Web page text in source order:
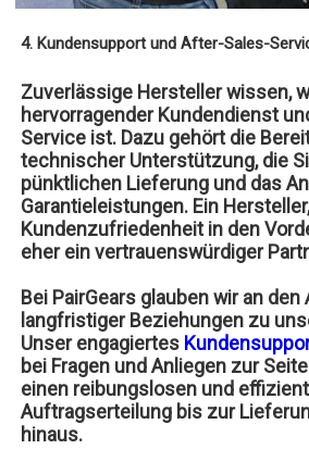
4. Kundensupport und After-Sales-
Zuverlässige Hersteller wissen,
hervorragender Kundendienst
Service ist. Dazu gehört die
technischer Unterstützung, die
pünktlichen Lieferung und das
Garantieleistungen. Ein
Kundenzufriedenheit in den
eher ein vertrauenswürdiger
Bei PairGears glauben wir an den
langfristiger Beziehungen zu
Unser engagiertes
bei Fragen und Anliegen zur
einen reibungslosen und
Auftragserteilung bis zur
hinaus.